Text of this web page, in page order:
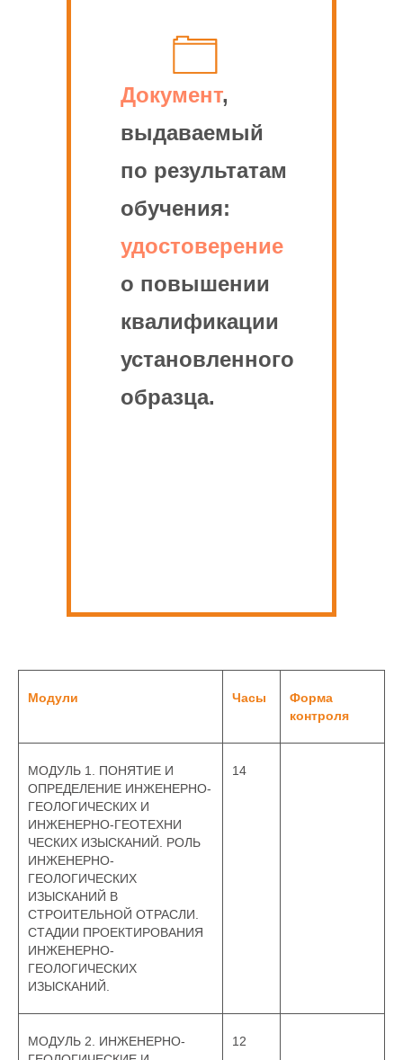
Документ,
выдаваемый
по результатам
обучения:
удостоверение
о повышении
квалификации
установленного
образца.
Модули Часы
Форма
контроля
МОДУЛЬ 1. ПОНЯТИЕ И
ОПРЕДЕЛЕНИЕ ИНЖЕНЕРНО-
ГЕОЛОГИЧЕСКИХ И
ИНЖЕНЕРНО-ГЕОТЕХНИ
ЧЕСКИХ ИЗЫСКАНИЙ. РОЛЬ
ИНЖЕНЕРНО-
ГЕОЛОГИЧЕСКИХ
ИЗЫСКАНИЙ В
СТРОИТЕЛЬНОЙ ОТРАСЛИ.
СТАДИИ ПРОЕКТИРОВАНИЯ
ИНЖЕНЕРНО-
ГЕОЛОГИЧЕСКИХ
ИЗЫСКАНИЙ.
14
МОДУЛЬ 2. ИНЖЕНЕРНО-
12